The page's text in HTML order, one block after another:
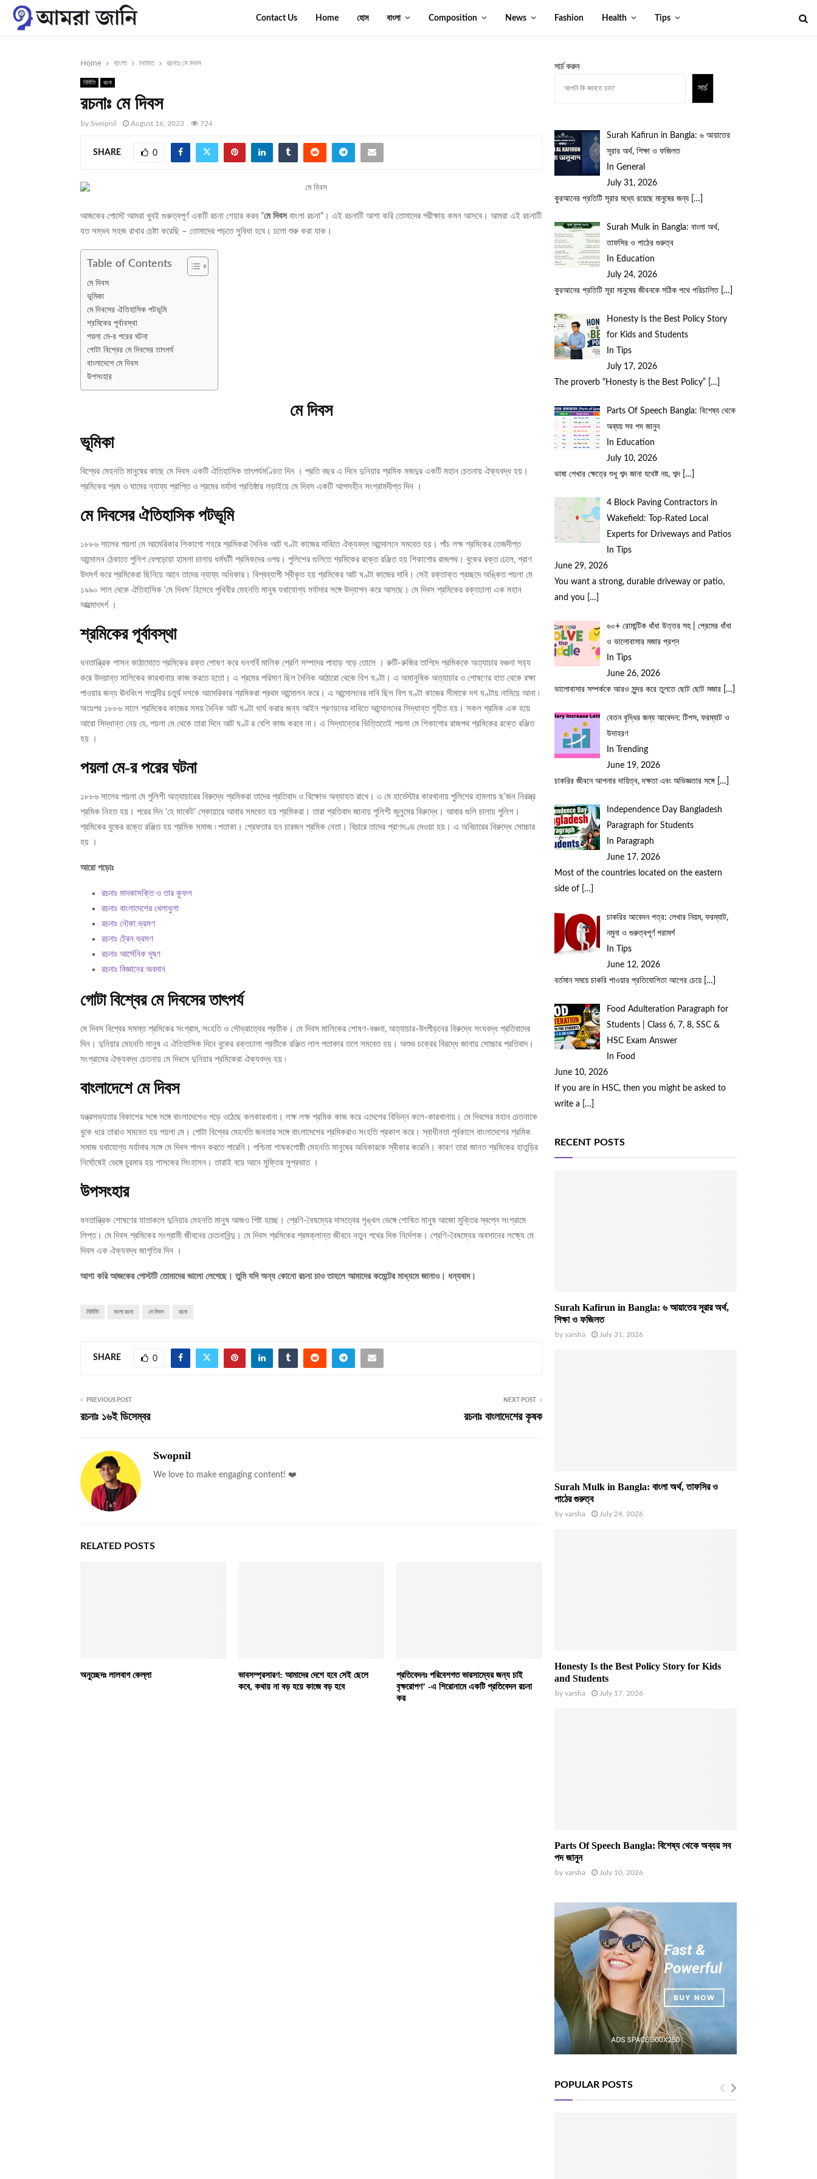
Contact Us Home হোম বাংলা Composition News Fashion Health Tips
Home বাংলা নির্মিতি রচনাঃ মে দিবস
নির্মিতি রচনা
রচনাঃ মে দিবস
by Swopnil August 16, 2023 724
SHARE 0
আজকের পোস্টে আমরা খুবই গুরুত্বপূর্ণ একটি রচনা শেয়ার করব “মে দিবস বাংলা রচনা“। এই রচনাটি আশা করি তোমাদের পরীক্ষায় কমন আসবে। আমরা এই রচনাটি
যত সম্ভব সহজ রাখার চেষ্টা করেছি – তোমাদের পড়তে সুবিধা হবে। চলো শুরু করা যাক।
Table of Contents
মে দিবস
ভূমিকা
মে দিবসের ঐতিহাসিক পটভূমি
শ্রমিকের পূর্বাবস্থা
পয়লা মে-র পরের ঘটনা
গোটা বিশ্বের মে দিবসের তাৎপর্য
বাংলাদেশে মে দিবস
উপসংহার
মে দিবস
ভূমিকা
বিশ্বের মেহনতি মানুষের কাছে মে দিবস একটি ঐতিহাসিক তাৎপর্যমণ্ডিত দিন । প্রতি বছর এ দিনে দুনিয়ার শ্রমিক মজদুর একটি মহান চেতনায় ঐক্যবদ্ধ হয়।
শ্রমিকের শ্রম ও ঘামের ন্যায্য প্রাপ্তি ও শ্রমের মর্যাদা প্রতিষ্ঠার লড়াইয়ে মে দিবস একটি আপসহীন সংগ্রামদীপ্ত দিন ।
মে দিবসের ঐতিহাসিক পটভূমি
১৮৮৬ সালের পয়লা মে আমেরিকার শিকাগো শহরে শ্রমিকরা দৈনিক আট ঘণ্টা কাজের দাবিতে ঐক্যবদ্ধ আন্দোলনে সমবেত হয়। পাঁচ লক্ষ শ্রমিকের তেজদীপ্ত
আন্দোলন ঠেকাতে পুলিশ বেপড়োয়া হামলা চালায় ধর্মঘটী শ্রমিকদের ওপর। পুলিশের গুলিতে শ্রমিকের রক্তে রঞ্জিত হয় শিকাগোর রাজপথ। বুকের রক্ত ঢেলে, প্রাণ
উৎসর্গ করে শ্রমিকেরা ছিনিয়ে আনে তাদের ন্যায্য অধিকার। বিশ্বব্যাপী স্বীকৃত হয় শ্রমিকের আট ঘণ্টা কাজের দাবি। সেই রক্তাক্ত প্রচ্ছদে অঙ্কিত পয়লা মে
১৯৯০ সাল থেকে ঐতিহাসিক ‘মে দিবস’ হিসেবে পৃথিবীর মেহনতি মানুষ যথাযোগ্য মর্যাদার সঙ্গে উদ্যাপন করে আসছে। মে দিবস শ্রমিকের রক্তঢালা এক মহান
আত্মোৎসর্গ ।
শ্রমিকের পূর্বাবস্থা
ধনতান্ত্রিক শাসন কাঠামোতে শ্রমিকের রক্ত শোষণ করে ধনগর্বি মালিক শ্রেণি সম্পদের পাহাড় গড়ে তোলে । রুটি-রুজির তাগিদে শ্রমিককে অত্যাচার বঞ্চনা সহ্য
করে উদয়ান্ত মালিকের কারখানায় কাজ করতে হতো। এ শ্রমের পরিমাণ ছিল দৈনিক আঠারো থেকে বিশ ঘণ্টা। এ অমানুষিক অত্যাচার ও শোষণের হাত থেকে রক্ষা
পাওয়ার জন্য ঊনবিংশ শতাব্দীর চতুর্থ দশকে আমেরিকার শ্রমিকরা প্রথম আন্দোলন করে। এ আন্দোলনের দাবি ছিল বিশ ঘণ্টা কাজের সীমাকে দশ ঘণ্টায় নামিয়ে আনা ৷
অতঃপর ১৮৮৬ সালে শ্রমিকের কাজের সময় দৈনিক আট ঘণ্টা ধার্য করার জন্য আইন প্রণয়নের দাবিতে আন্দোলনের সিদ্ধান্ত গৃহীত হয়। সকল শ্রমিক এক হয়ে
আরো সিদ্ধান্ত নেয় যে, পয়লা মে থেকে তারা দিনে আট ঘণ্ট র বেশি কাজ করবে না। এ সিদ্ধান্তের ভিত্তিতেই পয়লা মে শিকাগোর রাজপথ শ্রমিকের রক্তে রঞ্জিত
হয় ।
পয়লা মে-র পরের ঘটনা
১৮৮৬ সালের পয়লা মে পুলিশী অত্যাচারের বিরুদ্ধে শ্রমিকরা তাদের প্রতিবাদ ও বিক্ষোভ অব্যাহত রাখে। ৩ মে হার্ভেস্টার কারখানায় পুলিশের হামলায় ছ’জন নিরস্ত্র
শ্রমিক নিহত হয়। পরের দিন ‘হে মার্কেট’ স্কোয়ারে আবার সমবেত হয় শ্রমিকরা। তারা প্রতিবাদ জানায় পুলিশী জুলুমের বিরুদ্ধে। আবার গুলি চালায় পুলিশ।
শ্রমিকের বুকের রক্তে রঞ্জিত হয় শ্রমিক সমাজ ৷ পতাকা। গ্রেফতার হন চারজন শ্রমিক নেতা। বিচারে তাদের প্রাণদণ্ড দেওয়া হয়। এ অবিচারের বিরুদ্ধে সোচ্চার
হয় ।
আরো পড়োঃ
রচনাঃ মাদকাসক্তি ও তার কুফল
রচনাঃ বাংলাদেশের খেলাধুলা
রচনাঃ নৌকা ভ্রমণ
রচনাঃ ট্রেন ভ্রমণ
রচনাঃ আর্সেনিক দূষণ
রচনাঃ বিজ্ঞানের অবদান
গোটা বিশ্বের মে দিবসের তাৎপর্য
মে দিবস বিশ্বের সমস্ত শ্রমিকের সংগ্রাম, সংহতি ও সৌভ্রাত্বের প্রতীক। মে দিবস মালিকের শোষণ-বঞ্চনা, অত্যাচার-উৎপীড়নের বিরুদ্ধে সংঘবদ্ধ প্রতিবাদের
দিন। দুনিয়ার মেহনতি মানুষ এ ঐতিহাসিক দিনে বুকের রক্তঢালা প্রতীকে রঞ্জিত লাল পতাকার তলে সমবেত হয়। অশুভ চক্রের বিরদ্ধে জানায় সোচ্চার প্রতিবাদ।
সংগ্রামের ঐক্যবদ্ধ চেতনায় মে দিবসে দুনিয়ার শ্রমিকেরা ঐক্যবদ্ধ হয় ৷
বাংলাদেশে মে দিবস
যন্ত্রসভ্যতার বিকাশের সঙ্গে সঙ্গে বাংলাদেশেও গড়ে ওঠেছে কলকারখানা। লক্ষ লক্ষ শ্রমিক কাজ করে এদেশের বিভিন্ন কলে-কারখানায়। মে দিবসের মহান চেতনাকে
বুকে ধরে তারাও সমবেত হয় পয়লা মে। গোটা বিশ্বের মেহনতি জনতার সঙ্গে বাংলাদেশের শ্রমিকরাও সংহতি প্রকাশ করে। স্বাধীনতা পূর্বকালে বাংলাদেশের শ্রমিক
সমাজ যথাযোগ্য মর্যাদার সঙ্গে মে দিবস পালন করতে পারেনি। পশ্চিমা শাষকগোষ্ঠী মেহনতি মানুষের অধিকারকে স্বীকার করেনি। কারণ তারা জানত শ্রমিকের হাতুড়ির
নির্ঘোষেই ভেঙ্গে চুরমার হয় শাসকের সিংহাসন। তারাই বয়ে আনে মুক্তির সুপ্রভাত ।
উপসংহার
ধনতান্ত্রিক শোষণের যাতাকলে দুনিয়ার মেহনতি মানুষ আজও পিষ্ট হচ্ছে। শ্রেণি-বৈষম্যের দাসত্বের শৃঙ্খল ভেঙ্গে শোষিত মানুষ আজো মুক্তির স্বপ্নে সংগ্রামে
লিপ্ত। মে দিবস শ্রমিকের সংগ্রামী জীবনের চেতনাবিন্দু। মে দিবস শ্রমিকের শ্রমক্লান্ত জীবনে নতুন পথের দিক নির্দেশক। শ্রেণি-বৈষম্যের অবসানের লক্ষ্যে মে
দিবস এক ঐক্যবদ্ধ জাগৃতির দিন ।
আশা করি আজকের পোস্টটি তোমাদের ভালো লেগেছে। তুমি যদি অন্য কোনো রচনা চাও তাহলে আমাদের কমেন্টের মাধ্যমে জানাও। ধন্যবাদ।
নির্মিতি বাংলা রচনা মে দিবস রচনা
SHARE 0
PREVIOUS POST
রচনাঃ ১৬ই ডিসেম্বর
NEXT POST
রচনাঃ বাংলাদেশের কৃষক
Swopnil
We love to make engaging content! ❤️
RELATED POSTS
অনুচ্ছেদঃ লালবাগ কেল্লা
ভাবসম্প্রসারণ: আমাদের দেশে হবে সেই ছেলে
কবে, কথায় না বড় হয়ে কাজে বড় হবে
প্রতিবেদনঃ পরিবেশগত ভারসাম্যের জন্য চাই
বৃক্ষরোপণ’ -এ শিরোনামে একটি প্রতিবেদন রচনা
কর
সার্চ করুন
সার্চ
Surah Kafirun in Bangla: ৬ আয়াতের
সূরার অর্থ, শিক্ষা ও ফজিলত
In General
July 31, 2026
কুরআনের প্রতিটি সূরার মধ্যে রয়েছে মানুষের জন্য
[…]
Surah Mulk in Bangla: বাংলা অর্থ,
তাফসির ও পাঠের গুরুত্ব
In Education
July 24, 2026
কুরআনের প্রতিটি সূরা মানুষের জীবনকে সঠিক পথে পরিচালিত […]
Honesty Is the Best Policy Story
for Kids and Students
In Tips
July 17, 2026
The proverb “Honesty is the Best Policy”
[…]
Parts Of Speech Bangla: বিশেষ্য থেকে
অব্যয় সব পদ জানুন
In Education
July 10, 2026
ভাষা শেখার ক্ষেত্রে শুধু শব্দ জানা যথেষ্ট নয়, শব্দ
[…]
4 Block Paving Contractors in
Wakefield: Top-Rated Local
Experts for Driveways and Patios
In Tips
June 29, 2026
You want a strong, durable driveway or patio,
and you
[…]
৬০+ রোমান্টিক ধাঁধা উত্তর সহ | প্রেমের ধাঁধা
ও ভালোবাসার মজার প্রশ্ন
In Tips
June 26, 2026
ভালোবাসার সম্পর্ককে আরও সুন্দর করে তুলতে ছোট ছোট মজার
[…]
বেতন বৃদ্ধির জন্য আবেদন: টিপস, ফরম্যাট ও
উদাহরণ
In Trending
June 19, 2026
চাকরির জীবনে আপনার দায়িত্ব, দক্ষতা এবং অভিজ্ঞতার সঙ্গে
[…]
Independence Day Bangladesh
Paragraph for Students
In Paragraph
June 17, 2026
Most of the countries located on the eastern
side of
[…]
চাকরির আবেদন পত্র: লেখার নিয়ম, ফরম্যাট,
নমুনা ও গুরুত্বপূর্ণ পরামর্শ
In Tips
June 12, 2026
বর্তমান সময়ে চাকরি পাওয়ার প্রতিযোগিতা আগের চেয়ে
[…]
Food Adulteration Paragraph for
Students | Class 6, 7, 8, SSC &
HSC Exam Answer
In Food
June 10, 2026
If you are in HSC, then you might be asked to
write a
[…]
RECENT POSTS
Surah Kafirun in Bangla: ৬ আয়াতের সূরার অর্থ,
শিক্ষা ও ফজিলত
by varsha July 31, 2026
Surah Mulk in Bangla: বাংলা অর্থ, তাফসির ও
পাঠের গুরুত্ব
by varsha July 24, 2026
Honesty Is the Best Policy Story for Kids
and Students
by varsha July 17, 2026
Parts Of Speech Bangla: বিশেষ্য থেকে অব্যয় সব
পদ জানুন
by varsha July 10, 2026
POPULAR POSTS